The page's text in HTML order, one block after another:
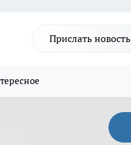
Прислать новость